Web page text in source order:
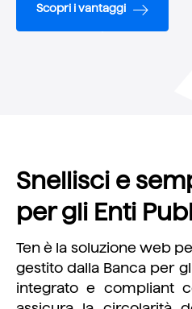
Scopri i vantaggi
Snellisci e
per gli Enti
Ten è la soluzione web
gestito dalla Banca per
integrato e compliant